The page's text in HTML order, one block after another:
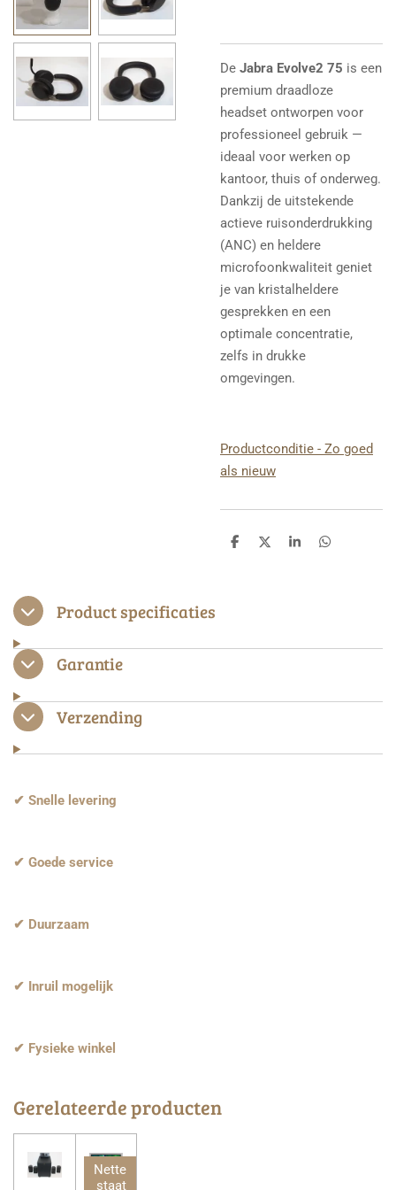
De Jabra Evolve2 75 is een
premium draadloze
headset ontworpen voor
professioneel gebruik —
ideaal voor werken op
kantoor, thuis of onderweg.
Dankzij de uitstekende
actieve ruisonderdrukking
(ANC) en heldere
microfoonkwaliteit geniet
je van kristalheldere
gesprekken en een
optimale concentratie,
zelfs in drukke
omgevingen.
Productconditie - Zo goed
als nieuw
D
D
S
D
Product specificaties
Garantie
Verzending
✔ Snelle levering
✔ Goede service
✔ Duurzaam
✔ Inruil mogelijk
✔ Fysieke winkel
Gerelateerde producten
Nette
staat